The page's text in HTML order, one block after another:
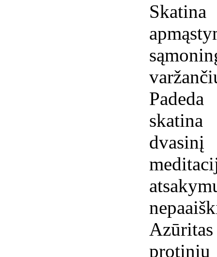
skatina
protiniu